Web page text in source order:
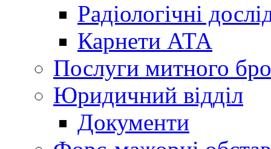
Радіологічні
Карнети АТА
Послуги митного
Юридичний відділ
Документи